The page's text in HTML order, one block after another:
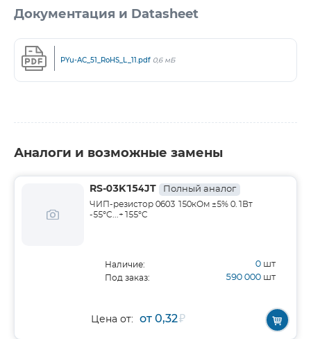
Документация и Datasheet
PYu-AC_51_RoHS_L_11.pdf 0,6 мБ
Аналоги и возможные замены
RS-03K154JT Полный аналог
ЧИП-резистор 0603 150кОм ±5% 0.1Вт
-55°C...+155°C
Наличие: 0 шт
Под заказ: 590 000 шт
Цена от: от 0,32₽